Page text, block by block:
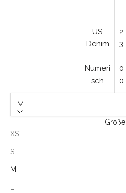
US
Denim
2
3
Numeri
sch
0
0
M
Größe
XS
S
M